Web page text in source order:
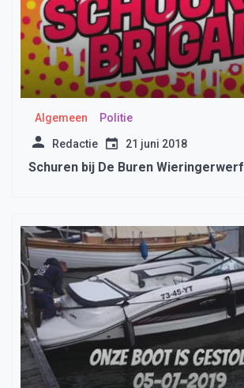
Algemeen Politie
Redactie 21 juni 2018
Schuren bij De Buren Wieringerwerf